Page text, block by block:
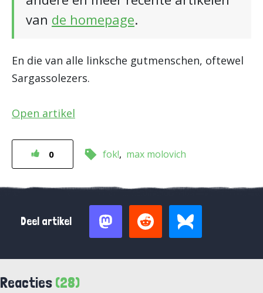
van de homepage.
En die van alle linksche gutmenschen, oftewel
Sargassolezers.
Open artikel
0 fok! max molovich
Deel artikel
Reacties (28)